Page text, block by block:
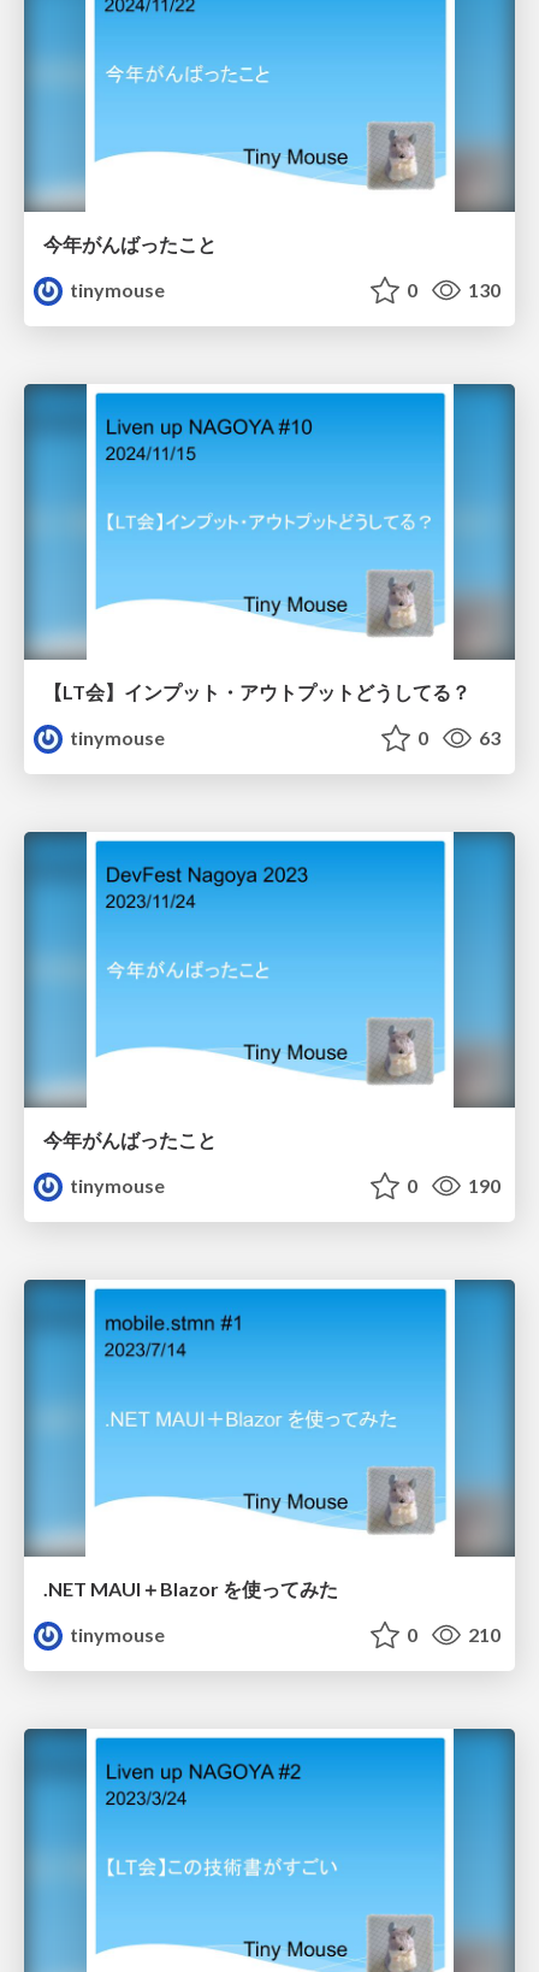
今年がんばったこと
tinymouse
0 130
【LT会】インプット・アウトプットどうしてる？
tinymouse
0 63
今年がんばったこと
tinymouse
0 190
.NET MAUI＋Blazor を使ってみた
tinymouse
0 210